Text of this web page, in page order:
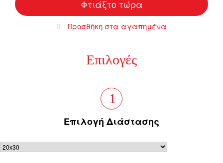
Φτιάξτο τώρα
Προσθήκη στα αγαπημένα
Επιλογές
1
Επιλογή Διάστασης